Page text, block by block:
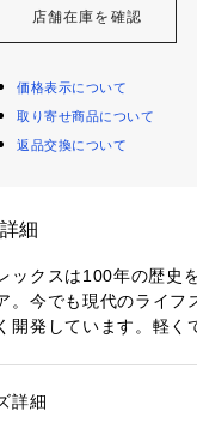
店舗在庫を確認
価格表示について
取り寄せ商品について
返品交換について
細
ックスは100年の歴史
。今でも現代のライフ
開発しています。軽く
：レディース
詳細